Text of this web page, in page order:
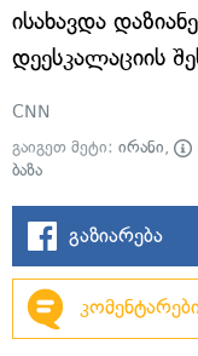
ისახავდა
დეესკალაციის
CNN
გაიგეთ მეტი: ირანი,
ბაზა
გაზიარება